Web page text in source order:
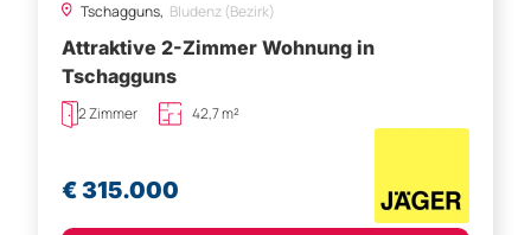
Tschagguns, Bludenz (Bezirk)
Attraktive 2-Zimmer Wohnung in
Tschagguns
2 Zimmer 42,7 m²
€ 315.000